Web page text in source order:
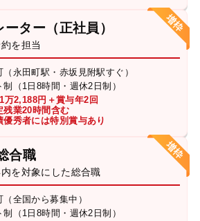
ター（正社員）
を担当
（永田町駅・赤坂見附駅すぐ）
制（1日8時間・週休2日制）
万2,188円＋賞与年2回
業20時間含む
秀者には特別賞与あり
合職
を対象にした総合職
（全国から募集中）
制（1日8時間・週休2日制）